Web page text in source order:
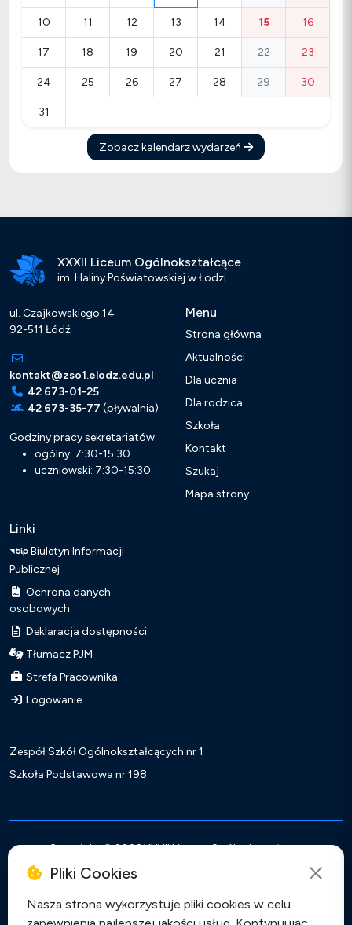
10 11 12 13 14 15 16
17 18 19 20 21 22 23
24 25 26 27 28 29 30
31
Zobacz kalendarz wydarzeń
XXXII Liceum Ogólnokształcące
im. Haliny Poświatowskiej w Łodzi
ul. Czajkowskiego 14
92-511 Łódź
kontakt@zso1.elodz.edu.pl
42 673-01-25
42 673-35-77 (pływalnia)
Godziny pracy sekretariatów:
ogólny: 7:30-15:30
uczniowski: 7:30-15:30
Menu
Strona główna
Aktualności
Dla ucznia
Dla rodzica
Szkoła
Kontakt
Szukaj
Mapa strony
Linki
Biuletyn Informacji
Publicznej
Ochrona danych
osobowych
Deklaracja dostępności
Tłumacz PJM
Strefa Pracownika
Logowanie
Zespół Szkół Ogólnokształcących nr 1
Szkoła Podstawowa nr 198
Copyright ©2026 XXXII Liceum Ogólnokształcące
Realizacja:
Pliki Cookies
Nasza strona wykorzystuje pliki cookies w celu